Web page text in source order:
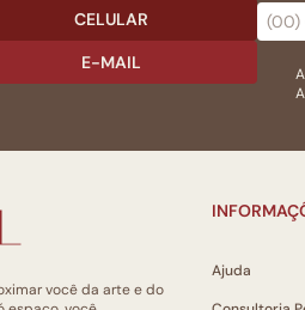
CELULAR
E-MAIL
você da arte e do
Ajuda